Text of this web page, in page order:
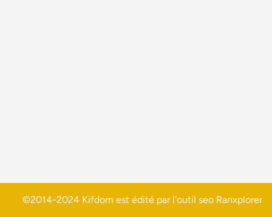
©2014-2024 Kifdom est édité par l'outil seo Ranxplorer